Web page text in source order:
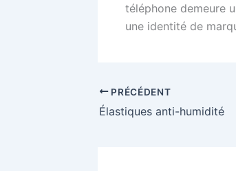
téléphone demeure
une identité de
PRÉCÉDENT
Élastiques anti-humidité